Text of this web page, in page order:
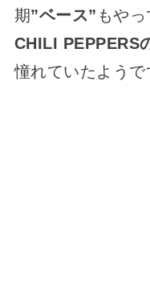
期”ベース” もや
CHILI PEPPERS
憧れていたようで